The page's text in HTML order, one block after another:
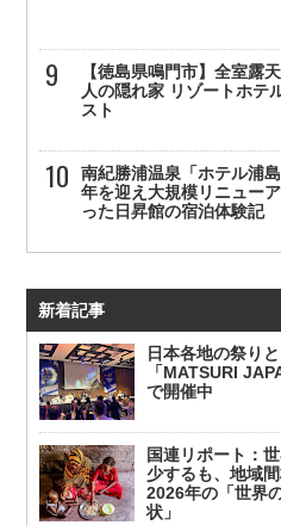
【徳島県鳴門市】全室露
人の隠れ家 リゾートホテ
スト
南紀勝浦温泉「ホテル浦
年を迎え大規模リニュー
った日昇館の宿泊体験記
新着記事
日本各地の祭り
「MATSURI
で開催中
国連リポート：
少するも、地域
2026年の「世界
状」